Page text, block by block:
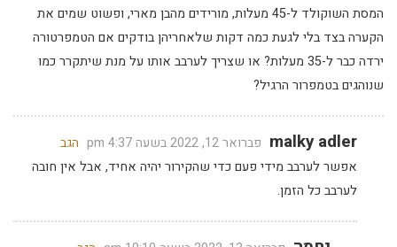
המסת השוקולד ל-45 מעלות, מורידים מהבן מארי, ופשוט שמים את
הקערה בצד בלי לגעת כמה דקות שלאחריהן בודקים אם הטמפרטורה
ירדה כבר ל-35 מעלות? או שצריך לערבב אותו על מנת שיתקרר כמו
שנוהגים בטמפרור הרגיל?
malky adler פברואר 12, 2022 בשעה 4:37 pm
הגב
אפשר לערבב מידי פעם כדי שהקירור יהיה אחיד, אבל אין חובה
לערבב כל הזמן.